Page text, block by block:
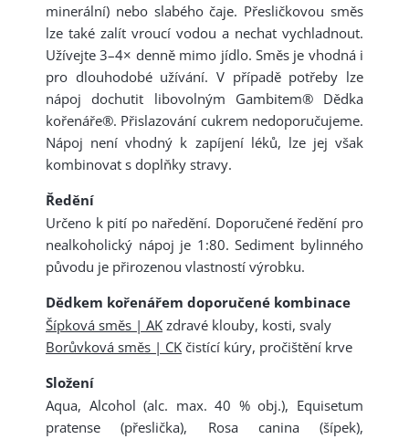
minerální) nebo slabého čaje. Přesličkovou směs
lze také zalít vroucí vodou a nechat vychladnout.
Užívejte 3–4× denně mimo jídlo. Směs je vhodná i
pro dlouhodobé užívání. V případě potřeby lze
nápoj dochutit libovolným Gambitem® Dědka
kořenáře®. Přislazování cukrem nedoporučujeme.
Nápoj není vhodný k zapíjení léků, lze jej však
kombinovat s doplňky stravy.
Ředění
Určeno k pití po naředění. Doporučené ředění pro
nealkoholický nápoj je 1:80. Sediment bylinného
původu je přirozenou vlastností výrobku.
Dědkem kořenářem doporučené kombinace
Šípková směs | AK zdravé klouby, kosti, svaly
Borůvková směs | CK čistící kúry, pročištění krve
Složení
Aqua, Alcohol (alc. max. 40 % obj.), Equisetum
pratense (přeslička), Rosa canina (šípek),